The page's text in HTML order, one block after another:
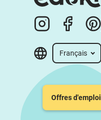
Français
Offres d'emploi